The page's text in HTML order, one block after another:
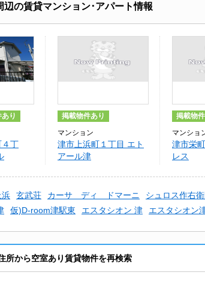
辺の賃貸マンション･アパート情報
り
４丁
掲載物件あり
マンション
津市上浜町１丁目 エト
アール津
掲載物
マンショ
津市栄
レス
浜 玄武荘 カーサ ディ ドマーニ シュロス作右衛
仮)D-room津駅東 エスタシオン 津 エスタシオン
所から空室あり賃貸物件を再検索